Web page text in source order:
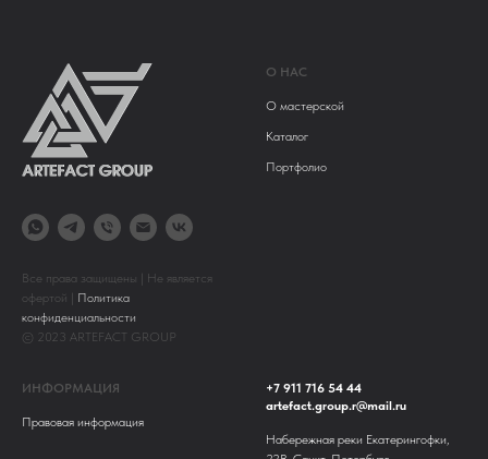
Все права защищены | Не является
офертой | Политика
конфиденциальности
© 2023 ARTEFACT GROUP
О НАС
О мастерской
Каталог
Портфолио
ИНФОРМАЦИЯ
Правовая информация
+7 911 716 54 44
artefact.group.r@mail.ru
Набережная реки Екатерингофки,